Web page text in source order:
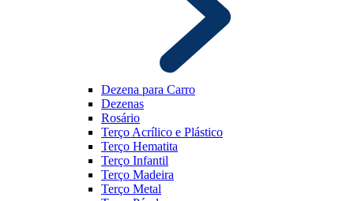
Dezena para Carro
Dezenas
Rosário
Terço Acrílico e Plástico
Terço Hematita
Terço Infantil
Terço Madeira
Terço Metal